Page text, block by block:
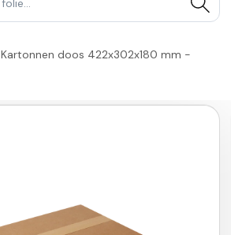
Kartonnen doos 422x302x180 mm -